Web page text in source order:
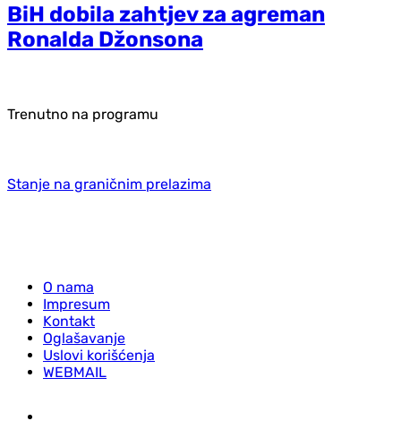
BiH dobila zahtjev za agreman
Ronalda Džonsona
Trenutno na programu
Stanje na graničnim prelazima
O nama
Impresum
Kontakt
Oglašavanje
Uslovi korišćenja
WEBMAIL